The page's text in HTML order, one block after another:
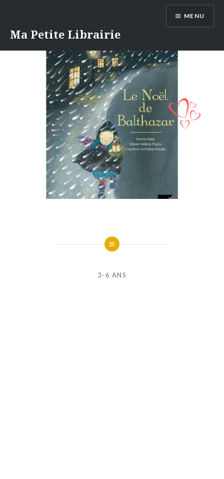
contenu
Ma Petite Librairie
MENU
3-6 ANS